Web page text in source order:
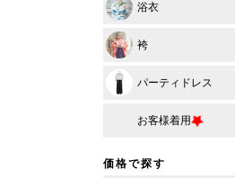
浴衣
袴
パーティドレス
お客様着用
価格で探す